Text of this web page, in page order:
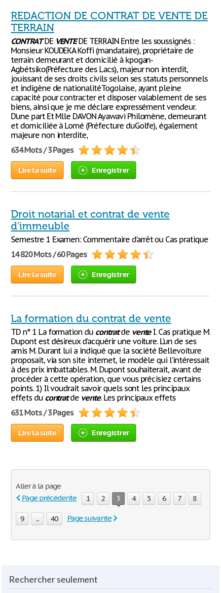
REDACTION DE CONTRAT DE VENTE DE
TERRAIN
CONTRATDE VENTEDE TERRAIN Entre les soussignés :
Monsieur KOUDEKA Koffi (mandataire), propriétaire de
terrain demeurant et domicilié à kpogan-
Agbétsiko(Préfecture des Lacs), majeur non interdit,
jouissant de ses droits civils selon ses statuts personnels
et indigène de nationalitéTogolaise, ayant pleine
capacité pour contracter et disposer valablement de ses
biens, ainsi que je me déclare expressément vendeur.
D’une part Et Mlle DAVON Ayawavi Philomène, demeurant
et domiciliée à Lomé (Préfecture duGolfe), également
majeure non interdite,
634 Mots / 3 Pages
Lire la suite Enregistrer
Droit notarial et contrat de vente
d'immeuble
Semestre 1 Examen: Commentaire d’arrêt ou Cas pratique
14 820 Mots / 60 Pages
Lire la suite Enregistrer
La formation du contrat de vente
TD n° 1 La formation du contratde venteI. Cas pratique M.
Dupont est désireux d’acquérir une voiture. L’un de ses
amis M. Durant lui a indiqué que la société Bellevoiture
proposait, via son site internet, le modèle qui l’intéressait
à des prix imbattables. M. Dupont souhaiterait, avant de
procéder à cette opération, que vous précisiez certains
points. 1) Il voudrait savoir quels sont les principaux
effets du contratde vente. Les principaux effets
631 Mots / 3 Pages
Lire la suite Enregistrer
Aller à la page
Page précédente
1 2 3 4 5 6 7 8
9 ... 40 Page suivante
Rechercher seulement